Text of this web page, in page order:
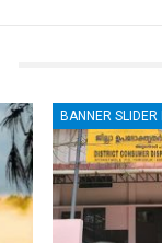
BANNER SLIDER